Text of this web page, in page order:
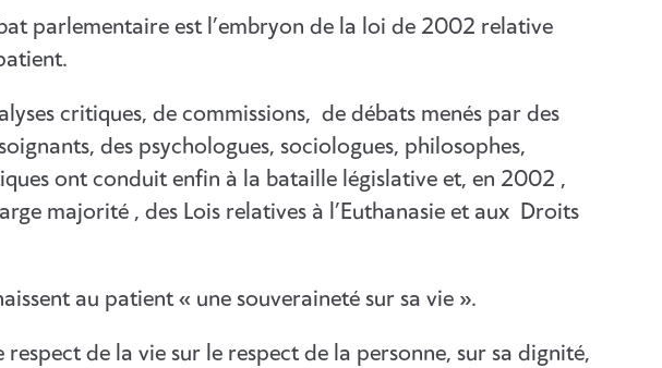
parlementaire est l’embryon de la loi de 2002 relative
critiques, de commissions, de débats menés par des
des psychologues, sociologues, philosophes,
ont conduit enfin à la bataille législative et, en 2002 ,
majorité , des Lois relatives à l’Euthanasie et aux Droits
au patient « une souveraineté sur sa vie ».
respect de la vie sur le respect de la personne, sur sa dignité,